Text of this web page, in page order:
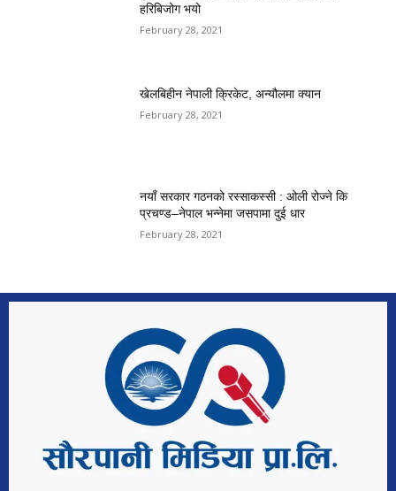
हरिबिजोग भयो
February 28, 2021
खेलबिहीन नेपाली क्रिकेट, अन्यौलमा क्यान
February 28, 2021
नयाँ सरकार गठनको रस्साकस्सी : ओली रोज्ने कि
प्रचण्ड–नेपाल भन्नेमा जसपामा दुई धार
February 28, 2021